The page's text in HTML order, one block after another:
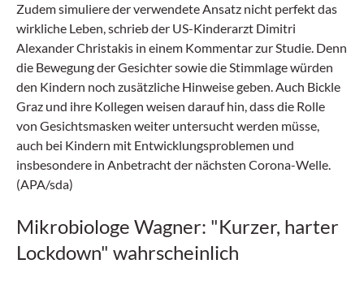
Zudem simuliere der verwendete Ansatz nicht perfekt das
wirkliche Leben, schrieb der US-Kinderarzt Dimitri
Alexander Christakis in einem Kommentar zur Studie. Denn
die Bewegung der Gesichter sowie die Stimmlage würden
den Kindern noch zusätzliche Hinweise geben. Auch Bickle
Graz und ihre Kollegen weisen darauf hin, dass die Rolle
von Gesichtsmasken weiter untersucht werden müsse,
auch bei Kindern mit Entwicklungsproblemen und
insbesondere in Anbetracht der nächsten Corona-Welle.
(APA/sda)
Mikrobiologe Wagner: "Kurzer, harter
Lockdown" wahrscheinlich